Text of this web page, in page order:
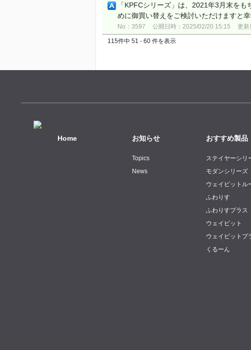
「KPFCシリーズ」は、2021年3月末を
めに御買い替えをご検討いただけますと
No：3597 公開日時：2025/02/20 15:15 更新
115件中 51 - 60 件を表示
Home お知らせ
Topics
News
おすすめ製品
ステイヤーシリ
モダンシリーズ
ウェイビットル
ふわりす
ふわりすプラス
ウェイビット
ウェイビットプ
くるーん